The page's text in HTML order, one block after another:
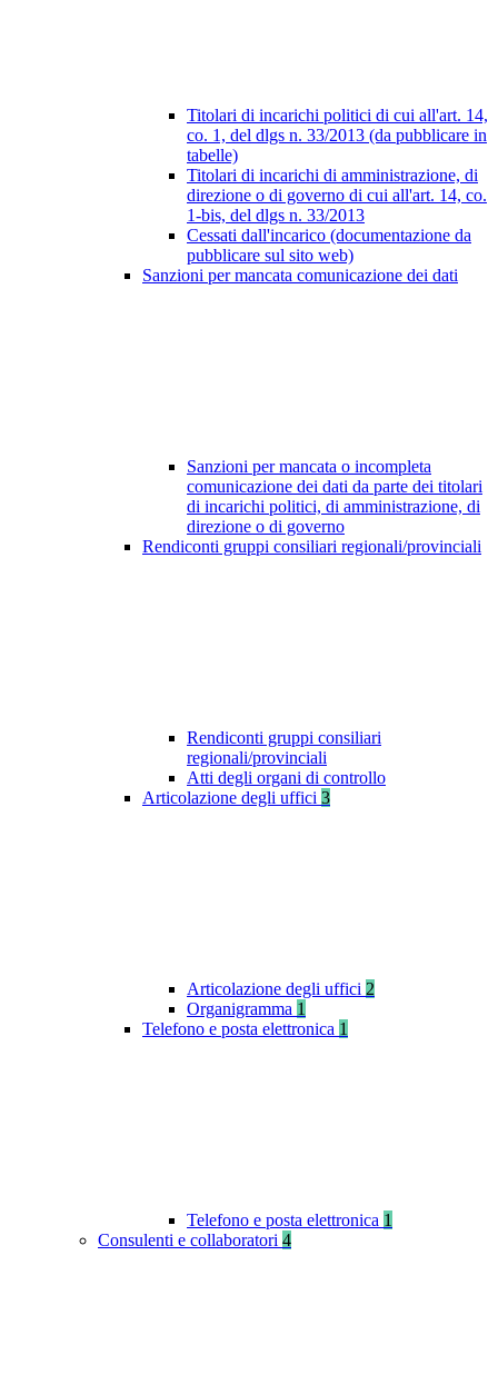
Titolari di incarichi politici di cui all'art. 14,
co. 1, del dlgs n. 33/2013 (da pubblicare in
tabelle)
Titolari di incarichi di amministrazione, di
direzione o di governo di cui all'art. 14, co.
1-bis, del dlgs n. 33/2013
Cessati dall'incarico (documentazione da
pubblicare sul sito web)
Sanzioni per mancata comunicazione dei dati
Sanzioni per mancata o incompleta
comunicazione dei dati da parte dei titolari
di incarichi politici, di amministrazione, di
direzione o di governo
Rendiconti gruppi consiliari regionali/provinciali
Rendiconti gruppi consiliari
regionali/provinciali
Atti degli organi di controllo
Articolazione degli uffici 3
Articolazione degli uffici 2
Organigramma 1
Telefono e posta elettronica 1
Telefono e posta elettronica 1
Consulenti e collaboratori 4